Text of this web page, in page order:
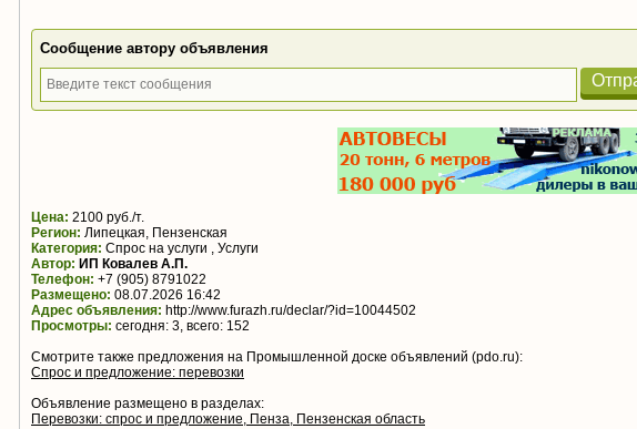
Сообщение автору объявления
Цена: 2100 руб./т.
Регион: Липецкая, Пензенская
Категория: Спрос на услуги , Услуги
Автор: ИП Ковалев А.П.
Телефон: +7 (905) 8791022
Размещено: 08.07.2026 16:42
Адрес объявления: http://www.furazh.ru/declar/?id=10044502
Просмотры: сегодня: 3, всего: 152
Смотрите также предложения на Промышленной доске объявлений (pdo.ru):
Спрос и предложение: перевозки
Объявление размещено в разделах:
Перевозки: спрос и предложение, Пенза, Пензенская область